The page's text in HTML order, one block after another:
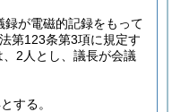
録が電磁的記録をもって
第123条第3項に規定す
、2人とし、議長が会議
する。